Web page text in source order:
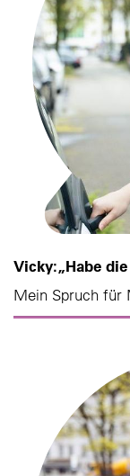
Vicky:„Habe
Mein Spruch für